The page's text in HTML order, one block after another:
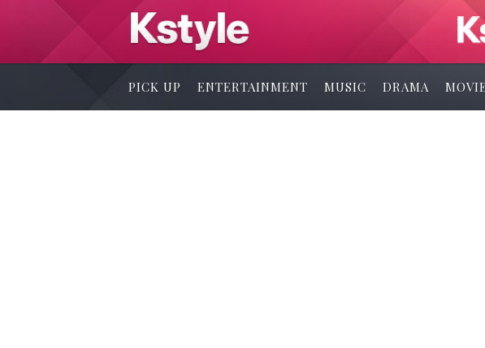
PICK UP ENTERTAINMENT MUSIC DRAMA